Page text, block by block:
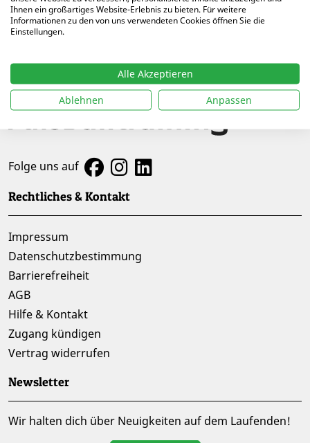
Kindertrainerin
Folge uns auf
Rechtliches & Kontakt
Impressum
Datenschutzbestimmung
Barrierefreiheit
AGB
Hilfe & Kontakt
Zugang kündigen
Vertrag widerrufen
Newsletter
Wir halten dich über Neuigkeiten auf dem Laufenden!
Ihnen ein großartiges Website-Erlebnis zu bieten. Für weitere
Informationen zu den von uns verwendeten Cookies öffnen Sie die
Einstellungen.
Alle Akzeptieren
Ablehnen
Anpassen